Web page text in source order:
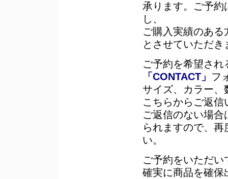
承ります。ご予
し、
ご購入実績のあ
とさせていただき
ご予約を希望され
「CONTACT」 フ
サイズ、カラー、
こちらからご返信
ご返信のない場
られますので、
い。
ご予約をいただ
確実に商品を確保